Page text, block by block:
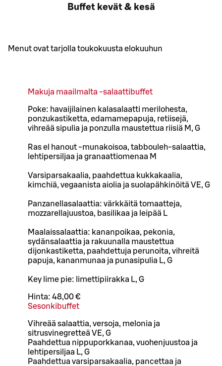
Buffet kevät & kesä
Menut ovat tarjolla toukokuusta elokuuhun
Makuja maailmalta -salaattibuffet
Poke: havaijilainen kalasalaatti merilohesta,
ponzukastiketta, edamamepapuja, retiisejä,
vihreää sipulia ja ponzulla maustettua riisiä M, G
Ras el hanout -munakoisoa, tabbouleh-salaattia,
lehtipersiljaa ja granaattiomenaa M
Varsiparsakaalia, paahdettua kukkakaalia,
kimchiä, vegaanista aiolia ja suolapähkinöitä VE, G
Panzanellasalaattia: värkkäitä tomaatteja,
mozzarellajuustoa, basilikaa ja leipää L
Maalaissalaattia: kananpoikaa, pekonia,
sydänsalaattia ja rakuunalla maustettua
dijonkastiketta, paahdettuja perunoita, vihreitä
papuja, kananmunaa ja punasipulia L, G
Key lime pie: limettipiirakka L, G
Hinta: 48,00 €
Sesonkibuffet
Vihreää salaattia, versoja, melonia ja
sitrusvinegretteä VE, G
Paahdettua nippuporkkanaa, vuohenjuustoa ja
lehtipersiljaa L, G
Paahdettua varsiparsakaalia, pancettaa ja